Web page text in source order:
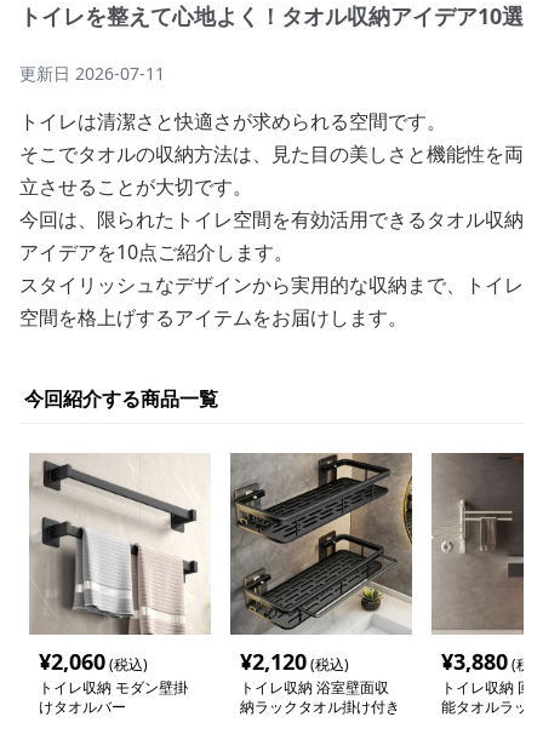
トイレを整えて心地よく！タオル収納アイデア10選
更新日 2026-07-11
トイレは清潔さと快適さが求められる空間です。
そこでタオルの収納方法は、見た目の美しさと機能性を両
立させることが大切です。
今回は、限られたトイレ空間を有効活用できるタオル収納
アイデアを10点ご紹介します。
スタイリッシュなデザインから実用的な収納まで、トイレ
空間を格上げするアイテムをお届けします。
今回紹介する商品一覧
¥2,060(税込)
トイレ収納 モダン壁掛
けタオルバー
¥2,120(税込)
トイレ収納 浴室壁面収
納ラックタオル掛け付き
¥3,880(税
トイレ収納 回
能タオルラック